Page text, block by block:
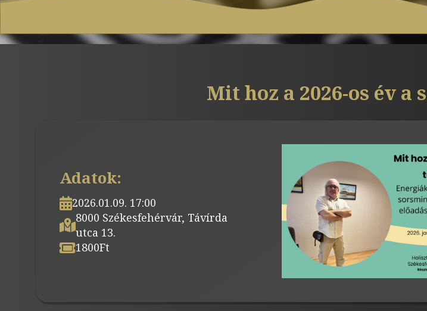
Mit hoz a 2026-os év a
Adatok:
2026.01.09. 17:00
8000 Székesfehérvár, Távírda
utca 13.
1800Ft